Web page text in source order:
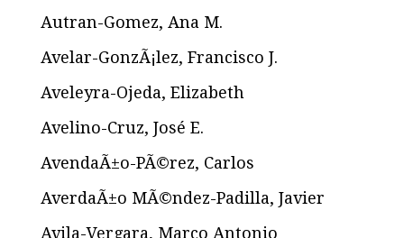
Autran-Gomez, Ana M.
Avelar-GonzÃ¡lez, Francisco J.
Aveleyra-Ojeda, Elizabeth
Avelino-Cruz, José E.
AvendaÃ±o-PÃ©rez, Carlos
AverdaÃ±o MÃ©ndez-Padilla, Javier
Avila-Vergara, Marco Antonio